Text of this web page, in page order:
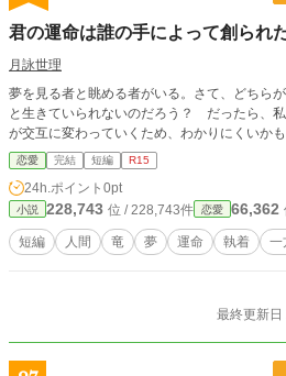
君の運命は誰の手によって創られ
月詠世理
夢を見る者と眺める者がいる。さて、どちら
と生きていられないのだろう？ だったら、私を好
が交互に変わっていくため、わかりにくいか
恋愛 完結 短編 R15
24h.ポイント 0pt
小説 228,743 位 / 228,743件 恋愛 66,362
短編 人間 竜 夢 運命 執着 一
最終更新